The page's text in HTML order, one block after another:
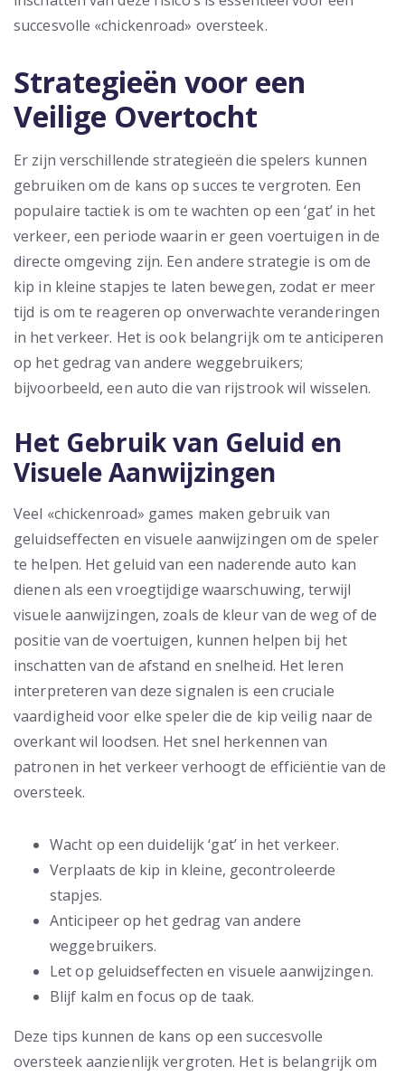
succesvolle «chickenroad» oversteek.
Strategieën voor een
Veilige Overtocht
Er zijn verschillende strategieën die spelers kunnen
gebruiken om de kans op succes te vergroten. Een
populaire tactiek is om te wachten op een ‘gat’ in het
verkeer, een periode waarin er geen voertuigen in de
directe omgeving zijn. Een andere strategie is om de
kip in kleine stapjes te laten bewegen, zodat er meer
tijd is om te reageren op onverwachte veranderingen
in het verkeer. Het is ook belangrijk om te anticiperen
op het gedrag van andere weggebruikers;
bijvoorbeeld, een auto die van rijstrook wil wisselen.
Het Gebruik van Geluid en
Visuele Aanwijzingen
Veel «chickenroad» games maken gebruik van
geluidseffecten en visuele aanwijzingen om de speler
te helpen. Het geluid van een naderende auto kan
dienen als een vroegtijdige waarschuwing, terwijl
visuele aanwijzingen, zoals de kleur van de weg of de
positie van de voertuigen, kunnen helpen bij het
inschatten van de afstand en snelheid. Het leren
interpreteren van deze signalen is een cruciale
vaardigheid voor elke speler die de kip veilig naar de
overkant wil loodsen. Het snel herkennen van
patronen in het verkeer verhoogt de efficiëntie van de
oversteek.
Wacht op een duidelijk ‘gat’ in het verkeer.
Verplaats de kip in kleine, gecontroleerde
stapjes.
Anticipeer op het gedrag van andere
weggebruikers.
Let op geluidseffecten en visuele aanwijzingen.
Blijf kalm en focus op de taak.
Deze tips kunnen de kans op een succesvolle
oversteek aanzienlijk vergroten. Het is belangrijk om